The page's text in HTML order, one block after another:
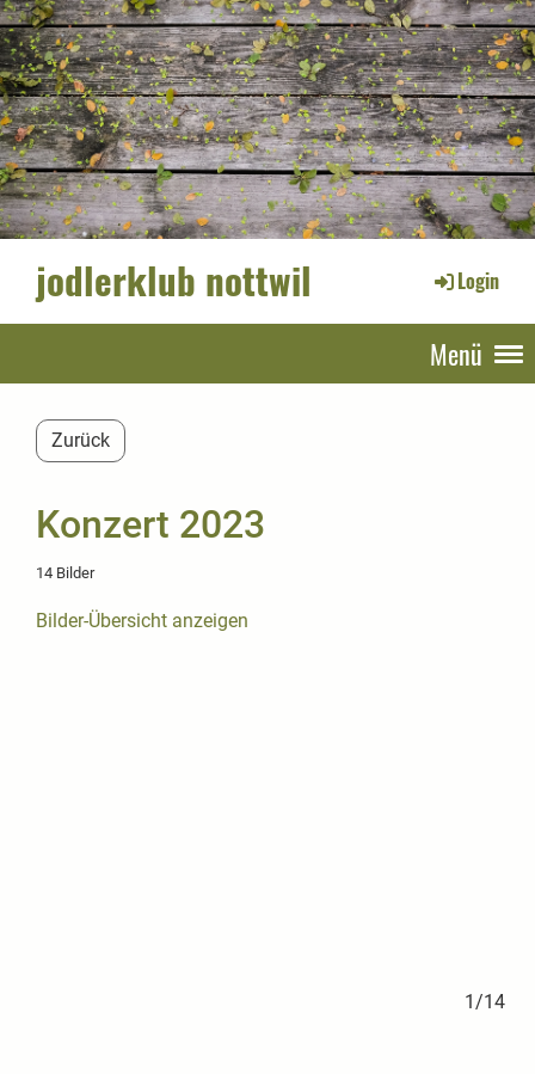
jodlerklub nottwil Login
Menü
Zurück
Konzert 2023
14 Bilder
Bilder-Übersicht anzeigen
1/14